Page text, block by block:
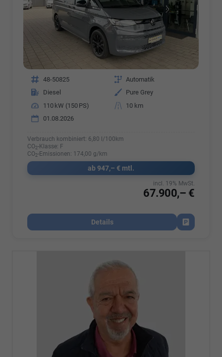
Fahrzeugnr. 48-50825 Getriebe Automatik
Kraftstoff
Diesel Außenfarbe
Pure Grey
Leistung
110 kW (150 PS) Kilometerstand
10 km
01.08.2026
Verbrauch kombiniert: 6,80 l/100km
CO2-Klasse: F
CO2-Emissionen: 174,00 g/km
ab 947,– € mtl.
67.900,– €
incl. 19% MwSt.
Details
Fahrzeug